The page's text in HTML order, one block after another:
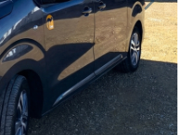
Next